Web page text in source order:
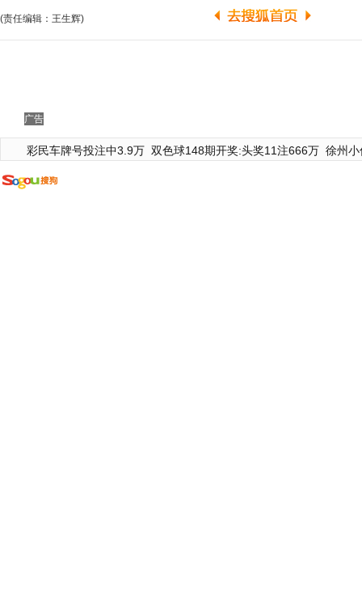
(责任编辑：王生辉)
广告
彩民车牌号投注中3.9万 双色球148期开奖:头奖11注666万 徐州